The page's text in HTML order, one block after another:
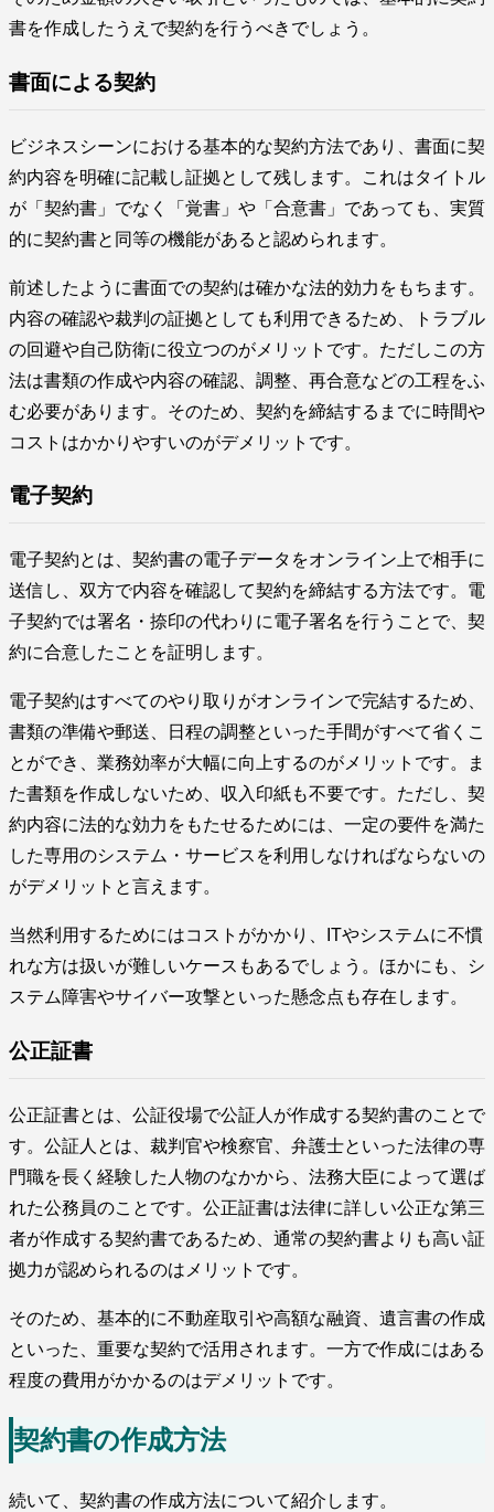
書を作成したうえで契約を行うべきでしょう。
書面による契約
ビジネスシーンにおける基本的な契約方法であり、書面に契
約内容を明確に記載し証拠として残します。これはタイトル
が「契約書」でなく「覚書」や「合意書」であっても、実質
的に契約書と同等の機能があると認められます。
前述したように書面での契約は確かな法的効力をもちます。
内容の確認や裁判の証拠としても利用できるため、トラブル
の回避や自己防衛に役立つのがメリットです。ただしこの方
法は書類の作成や内容の確認、調整、再合意などの工程をふ
む必要があります。そのため、契約を締結するまでに時間や
コストはかかりやすいのがデメリットです。
電子契約
電子契約とは、契約書の電子データをオンライン上で相手に
送信し、双方で内容を確認して契約を締結する方法です。電
子契約では署名・捺印の代わりに電子署名を行うことで、契
約に合意したことを証明します。
電子契約はすべてのやり取りがオンラインで完結するため、
書類の準備や郵送、日程の調整といった手間がすべて省くこ
とができ、業務効率が大幅に向上するのがメリットです。ま
た書類を作成しないため、収入印紙も不要です。ただし、契
約内容に法的な効力をもたせるためには、一定の要件を満た
した専用のシステム・サービスを利用しなければならないの
がデメリットと言えます。
当然利用するためにはコストがかかり、ITやシステムに不慣
れな方は扱いが難しいケースもあるでしょう。ほかにも、シ
ステム障害やサイバー攻撃といった懸念点も存在します。
公正証書
公正証書とは、公証役場で公証人が作成する契約書のことで
す。公証人とは、裁判官や検察官、弁護士といった法律の専
門職を長く経験した人物のなかから、法務大臣によって選ば
れた公務員のことです。公正証書は法律に詳しい公正な第三
者が作成する契約書であるため、通常の契約書よりも高い証
拠力が認められるのはメリットです。
そのため、基本的に不動産取引や高額な融資、遺言書の作成
といった、重要な契約で活用されます。一方で作成にはある
程度の費用がかかるのはデメリットです。
契約書の作成方法
続いて、契約書の作成方法について紹介します。